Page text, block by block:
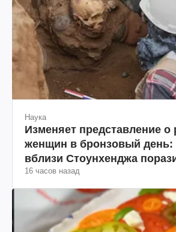
Наука
Изменяет представление о
женщин в бронзовый день:
вблизи Стоунхенджа
(фото)
16 часов назад